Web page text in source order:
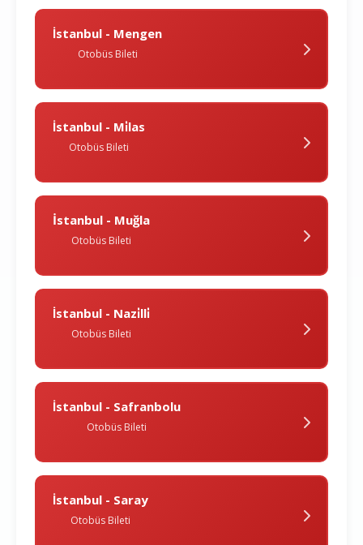
İstanbul - Mengen
Otobüs Bileti
İstanbul - Mi̇las
Otobüs Bileti
İstanbul - Muğla
Otobüs Bileti
İstanbul - Nazi̇lli̇
Otobüs Bileti
İstanbul - Safranbolu
Otobüs Bileti
İstanbul - Saray
Otobüs Bileti